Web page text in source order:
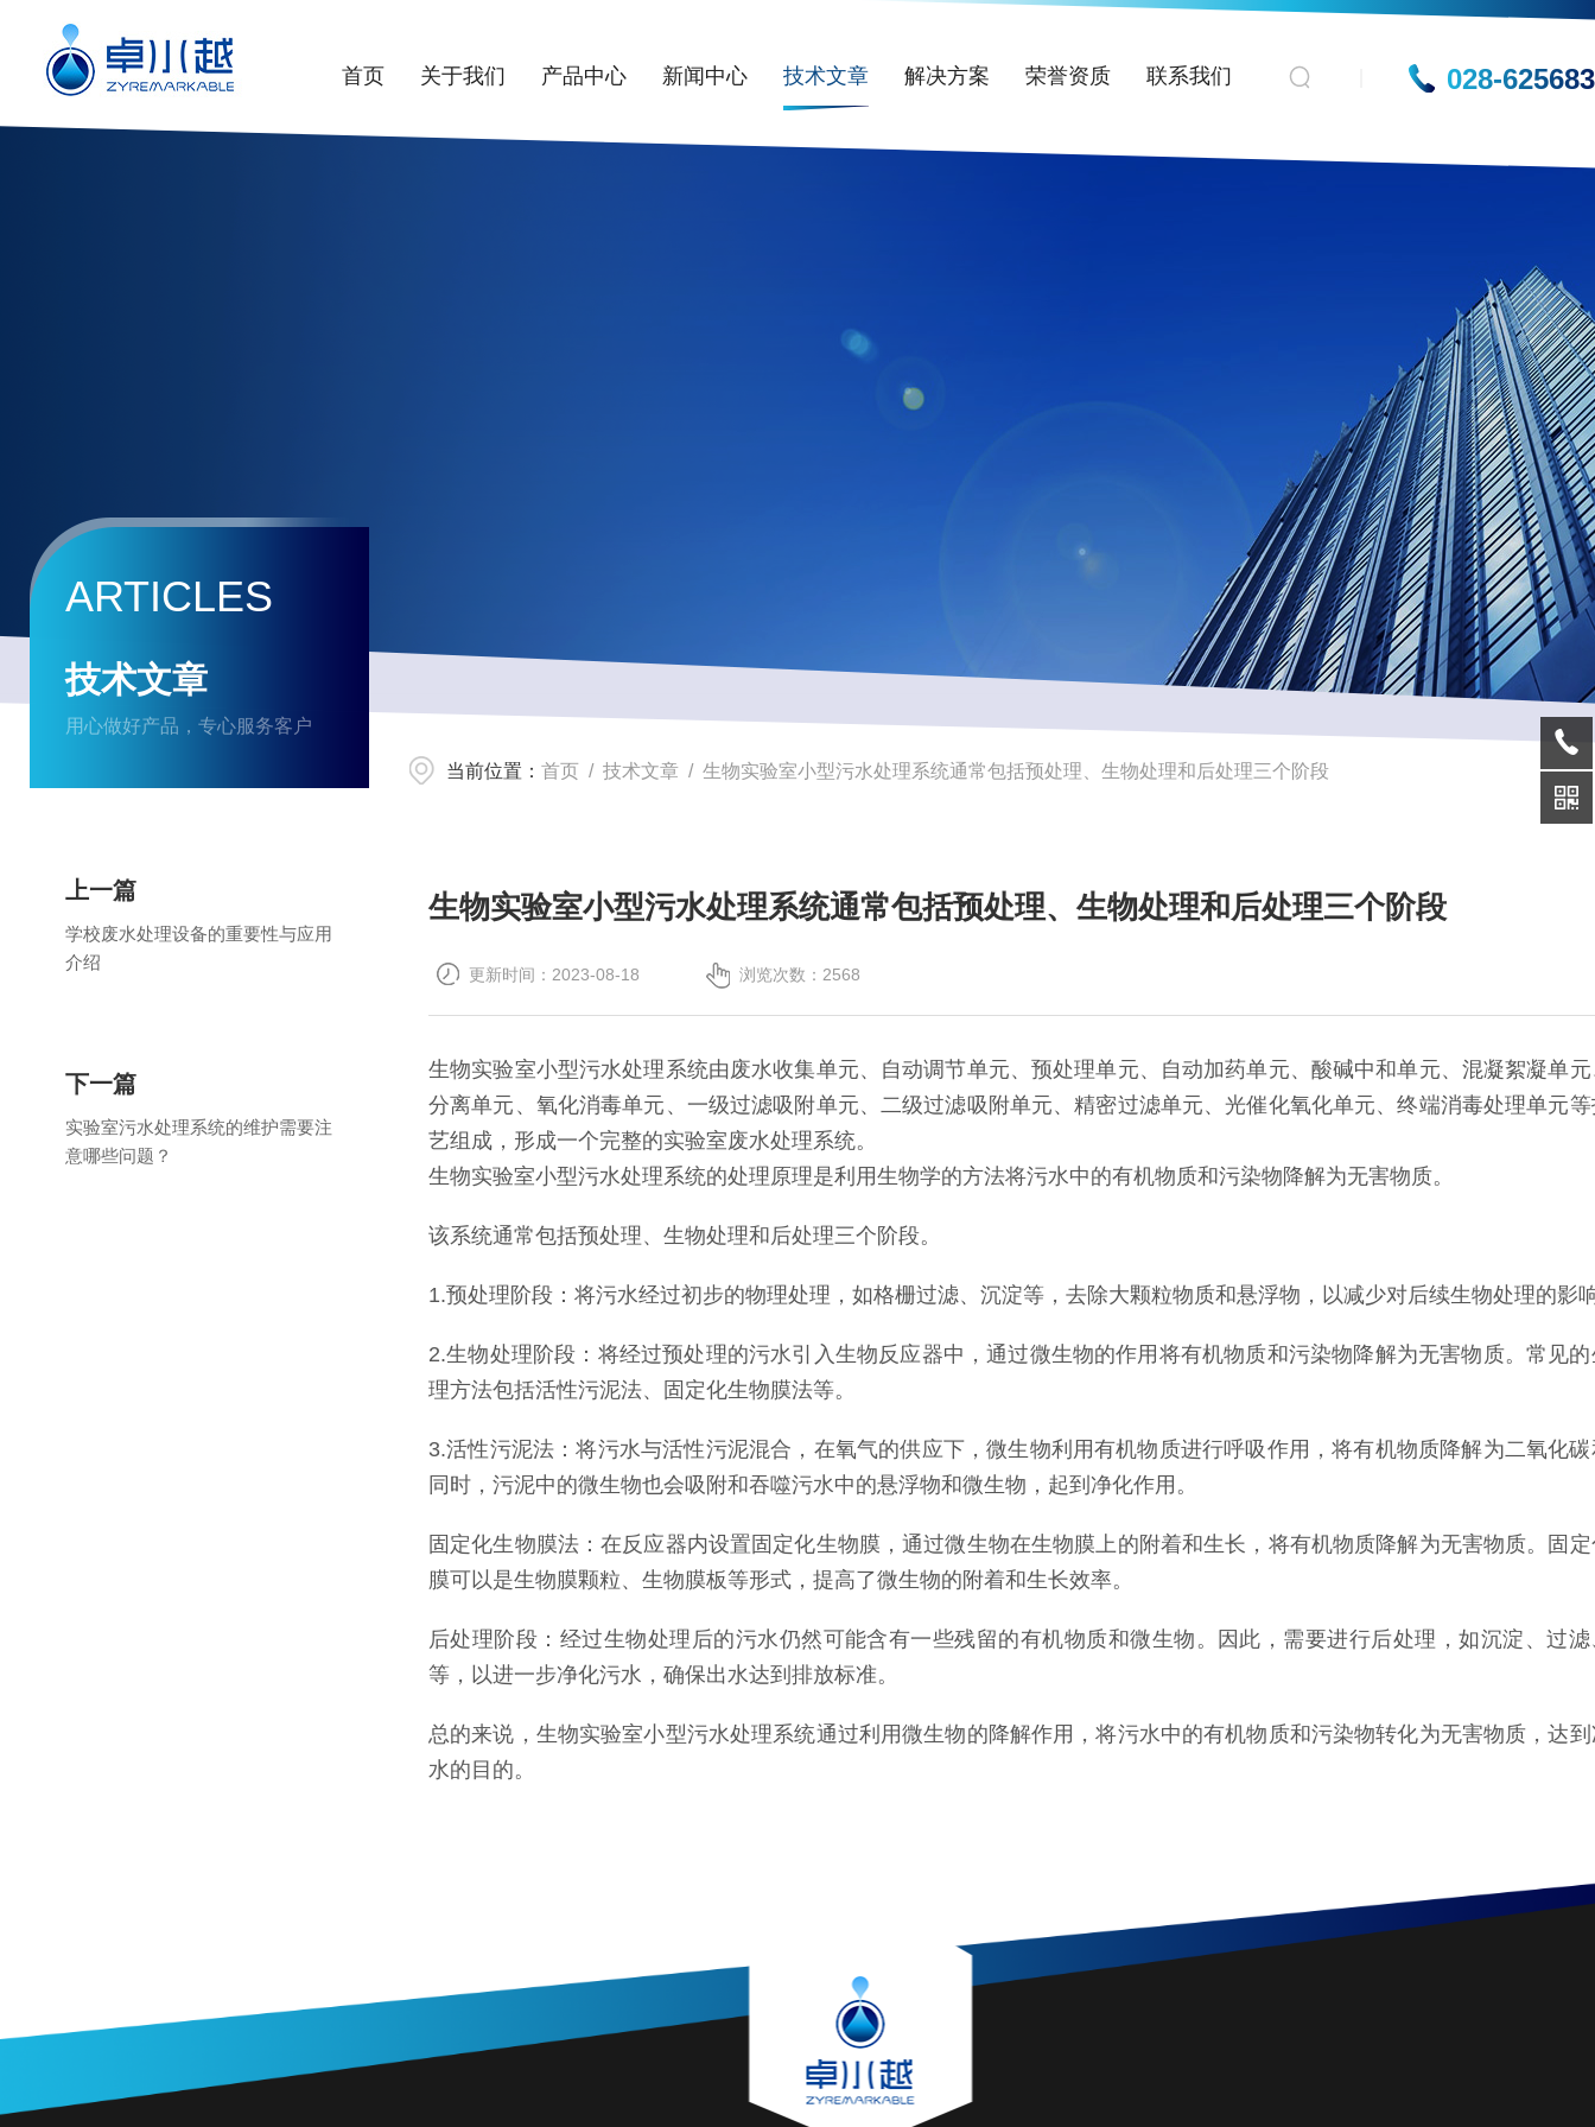
028-
首页 关于我们 产品中心 新闻中心 技术文章 解决方案 荣誉资质 联系我们
ARTICLES
技术文章
用心做好产品，专心服务客户
当前位置： 首页 / 技术文章 / 生物实验室小型污水处理系统通常包括预处理、生物处理和后处理三个阶段
生物实验室小型污水处理系统通常包括预处理、生物处理和后处理三个阶段
更新时间：2023-08-18 浏览次数：2568
生物实验室小型污水处理系统由废水收集单元、自动调节单元、预处理单元、自动加药单元、酸碱中和单元、混凝絮凝单
分离单元、氧化消毒单元、一级过滤吸附单元、二级过滤吸附单元、精密过滤单元、光催化氧化单元、终端消毒处理单元
艺组成，形成一个完整的实验室废水处理系统。
生物实验室小型污水处理系统的处理原理是利用生物学的方法将污水中的有机物质和污染物降解为无害物质。
该系统通常包括预处理、生物处理和后处理三个阶段。
1.预处理阶段：将污水经过初步的物理处理，如格栅过滤、沉淀等，去除大颗粒物质和悬浮物，以减少对后续生物处理的影
2.生物处理阶段：将经过预处理的污水引入生物反应器中，通过微生物的作用将有机物质和污染物降解为无害物质。常见
理方法包括活性污泥法、固定化生物膜法等。
3.活性污泥法：将污水与活性污泥混合，在氧气的供应下，微生物利用有机物质进行呼吸作用，将有机物质降解为二氧化
同时，污泥中的微生物也会吸附和吞噬污水中的悬浮物和微生物，起到净化作用。
固定化生物膜法：在反应器内设置固定化生物膜，通过微生物在生物膜上的附着和生长，将有机物质降解为无害物质。固
膜可以是生物膜颗粒、生物膜板等形式，提高了微生物的附着和生长效率。
后处理阶段：经过生物处理后的污水仍然可能含有一些残留的有机物质和微生物。因此，需要进行后处理，如沉淀、过
等，以进一步净化污水，确保出水达到排放标准。
总的来说，生物实验室小型污水处理系统通过利用微生物的降解作用，将污水中的有机物质和污染物转化为无害物质，达
水的目的。
上一篇
学校废水处理设备的重要性与应用
介绍
下一篇
实验室污水处理系统的维护需要注
意哪些问题？